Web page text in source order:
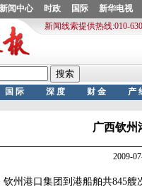
广西钦州
2009-
港口集团到港船舶共845艘